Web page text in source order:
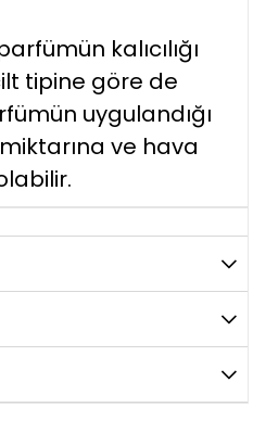
kalıcılığı
tipine göre de
uygulandığı
ve hava